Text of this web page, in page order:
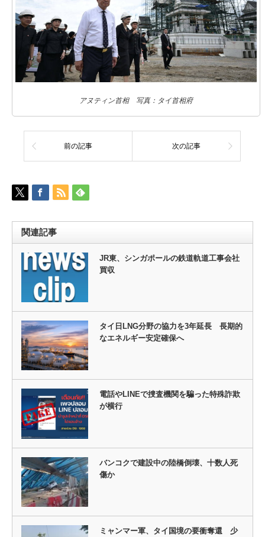
アヌティン首相 写真：タイ首相府
前の記事 次の記事
関連記事
JR東、シンガポールの鉄道軌道工事会社
買収
タイ日LNG分野の協力を3年延長 長期的
なエネルギー安定確保へ
電話やLINEで捜査機関を騙った特殊詐欺
が横行
バンコクで建設中の陸橋倒壊、十数人死
傷か
ミャンマー軍、タイ国境の要衝奪還 少